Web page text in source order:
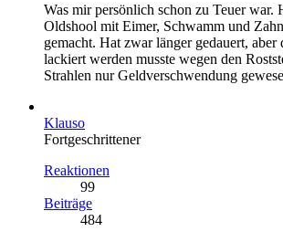
Was mir persönlich schon zu Teuer war.
Oldshool mit Eimer, Schwamm und
gemacht. Hat zwar länger gedauert, aber
lackiert werden musste wegen den
Strahlen nur Geldverschwendung
Klauso
Fortgeschrittener
Reaktionen
99
Beiträge
484